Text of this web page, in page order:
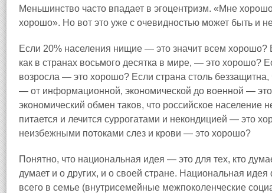
Меньшинство часто впадает в эгоцентризм. «Мне
хорошо». Но вот это уже с очевидностью может быть и
Если 20% населения нищие — это значит всем хорошо?
как в странах восьмого десятка в мире, — это хорошо?
возросла — это хорошо? Если страна столь беззащитна,
— от информационной, экономической до военной —
экономический обмен таков, что российское население
питается и лечится суррогатами и некондицией — это
неизбежными потоками слез и крови — это хорошо?
Понятно, что национальная идея — это для тех, кто
думает и о других, и о своей стране. Национальная
всего в семье (внутрисемейные межпоколенческие